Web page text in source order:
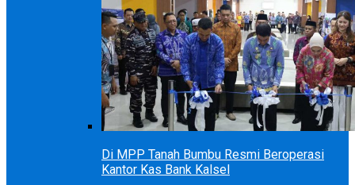
Di MPP Tanah Bumbu Resmi Beroperasi
Kantor Kas Bank Kalsel